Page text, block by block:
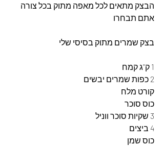
הבצק מתאים לכל מאפה מתוק בכל צורה
אתם תבחרו
בצק שמרים מתוק בסיסי שלי
1 ק"ג קמח
2 כפות שמרים יבשים
קורט מלח
כוס סוכר
3 שקיות סוכר ווניל
4 ביצים
כוס שמן